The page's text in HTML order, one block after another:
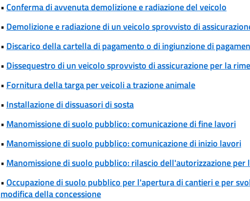
• Conferma di avvenuta demolizione e radiazione del veicolo
• Demolizione e radiazione di un veicolo sprovvisto di
• Discarico della cartella di pagamento o di ingiunzione di
• Dissequestro di un veicolo sprovvisto di assicurazione per la
• Fornitura della targa per veicoli a trazione animale
• Installazione di dissuasori di sosta
• Manomissione di suolo pubblico: comunicazione di fine lavori
• Manomissione di suolo pubblico: comunicazione di inizio lavori
• Manomissione di suolo pubblico: rilascio dell'autorizzazione
•Occupazione di suolo pubblico per l'apertura di cantieri e per
modifica della concessione